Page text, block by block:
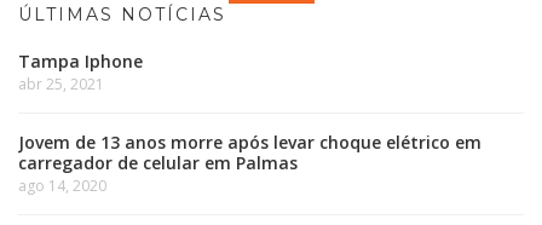
ÚLTIMAS NOTÍCIAS
Tampa Iphone
abr 25, 2021
Jovem de 13 anos morre após levar choque elétrico em
carregador de celular em Palmas
ago 14, 2020